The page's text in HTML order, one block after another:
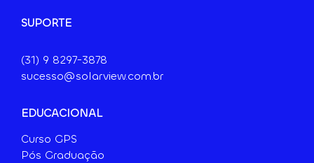
SUPORTE
(31) 9 8297-3878
sucesso@solarview.com.br
EDUCACIONAL
Curso GPS
Pós Graduação